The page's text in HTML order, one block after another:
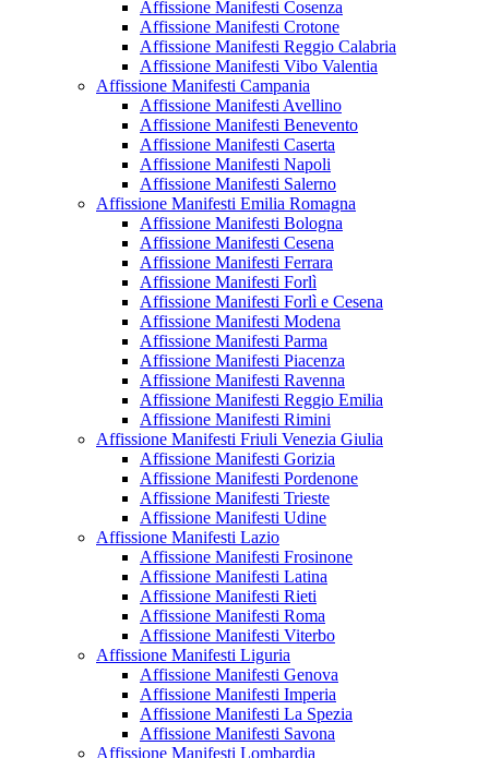
Affissione Manifesti Cosenza
Affissione Manifesti Crotone
Affissione Manifesti Reggio Calabria
Affissione Manifesti Vibo Valentia
Affissione Manifesti Campania
Affissione Manifesti Avellino
Affissione Manifesti Benevento
Affissione Manifesti Caserta
Affissione Manifesti Napoli
Affissione Manifesti Salerno
Affissione Manifesti Emilia Romagna
Affissione Manifesti Bologna
Affissione Manifesti Cesena
Affissione Manifesti Ferrara
Affissione Manifesti Forlì
Affissione Manifesti Forlì e Cesena
Affissione Manifesti Modena
Affissione Manifesti Parma
Affissione Manifesti Piacenza
Affissione Manifesti Ravenna
Affissione Manifesti Reggio Emilia
Affissione Manifesti Rimini
Affissione Manifesti Friuli Venezia Giulia
Affissione Manifesti Gorizia
Affissione Manifesti Pordenone
Affissione Manifesti Trieste
Affissione Manifesti Udine
Affissione Manifesti Lazio
Affissione Manifesti Frosinone
Affissione Manifesti Latina
Affissione Manifesti Rieti
Affissione Manifesti Roma
Affissione Manifesti Viterbo
Affissione Manifesti Liguria
Affissione Manifesti Genova
Affissione Manifesti Imperia
Affissione Manifesti La Spezia
Affissione Manifesti Savona
Affissione Manifesti Lombardia